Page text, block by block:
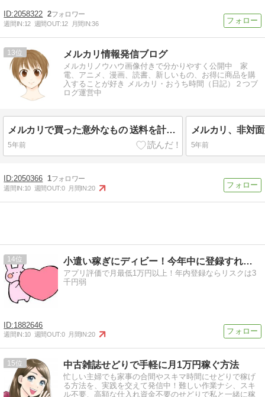
2058322 2
週間IN:12 週間OUT:12 月間IN:36
13 メルカリ情報発信ブログ
メルカリノウハウ画像付きで分かりやすく公開中 家
電、アニメ、漫画、読書、新しいもの、お得に商品を購
入することが好き メルカリ・おうち時間（日記）２つブ
ログ運営中
メルカリで買った意外なもの 送料を計算して出品しましょう
5年前 5年前
2050366 1
週間IN:10 週間OUT:0 月間IN:20
14 小遣い稼ぎにディビー！今年中に登録すれば永年会費無料！
アプリ評価で月最低1万円以上！年内登録ならリスクは3
千円弱
1882646
週間IN:10 週間OUT:0 月間IN:20
15 中古雑誌せどりで手軽に月1万円稼ぐ方法
忙しい主婦でも家事の合間やスキマ時間にせどりで稼げ
る方法を、実践を交えて発信中！難しい作業ナシ、スキ
ル不要、高額な仕入れ資金不要のせどりで私と一緒に稼